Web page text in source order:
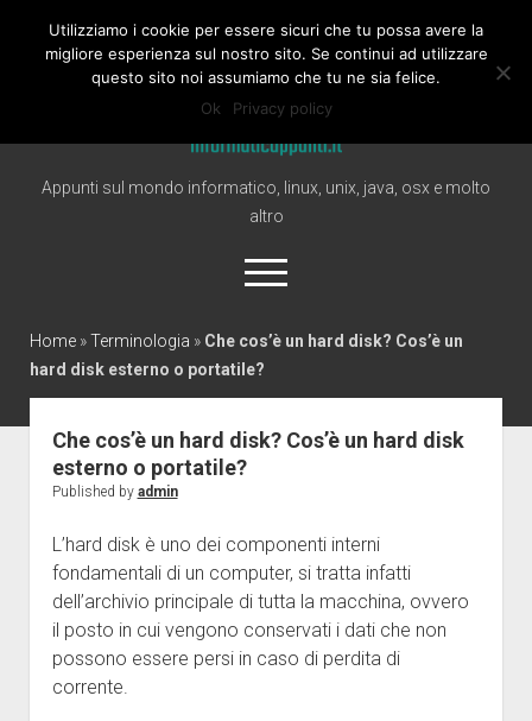
Informaticappunti
Appunti sul mondo informatico, linux, unix, java, osx e molto
altro
open
menu
twitter
Home
Windows
Java
Disclaimer
Home»Terminologia » Che cos’è un hard disk? Cos’è un
hard disk esterno o portatile?
Che cos’è un hard disk? Cos’è un hard disk
esterno o portatile?
Published by admin
L’hard disk è uno dei componenti interni
fondamentali di un computer, si tratta infatti
dell’archivio principale di tutta la macchina, ovvero
il posto in cui vengono conservati i dati che non
possono essere persi in caso di perdita di
corrente.
Utilizziamo i cookie per essere sicuri che tu possa avere la
migliore esperienza sul nostro sito. Se continui ad utilizzare
questo sito noi assumiamo che tu ne sia felice.
Ok
Privacy policy